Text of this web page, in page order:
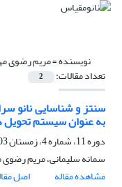
نویسنده =مریم رضوی
تعداد مقالات: 2
به عنوان سیستم تحویل
دوره 11، شماره 4، زمستان 1403، صفحه
سمانه سلیمانی، مریم
مشاهده مقاله
اصل